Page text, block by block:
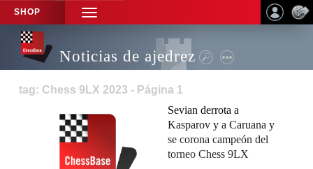
SHOP
TOGGLE
NAVIGATION
Noticias de ajedrez
tag: Chess 9LX 2023 - Página 1
Sevian derrota a
Kasparov y a Caruana y
se corona campeón del
torneo Chess 9LX